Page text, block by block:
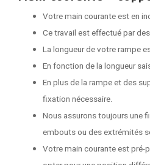
Votre main courante est en
Ce travail est effectué par
La longueur de votre rampe
En fonction de la longueur
En plus de la rampe et des
fixation nécessaire.
Nous assurons toujours une
embouts ou des extrémités
Votre main courante est pré-